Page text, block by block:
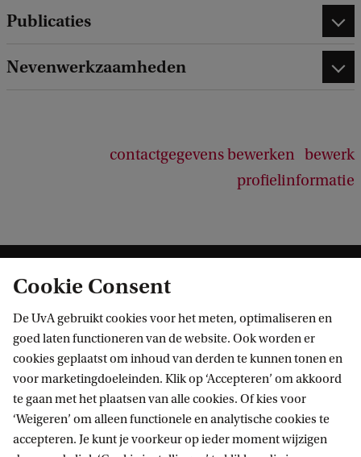
Publicaties
Nevenwerkzaamheden
contactgegevens bewerken bewerk
profielinformatie
Informatie voor
Bachelorstudiekiezers
Masterstudiekiezers
Direct naar
Cookie Consent
De UvA gebruikt cookies voor het meten, optimaliseren en
goed laten functioneren van de website. Ook worden er
cookies geplaatst om inhoud van derden te kunnen tonen en
voor marketingdoeleinden. Klik op ‘Accepteren’ om akkoord
te gaan met het plaatsen van alle cookies. Of kies voor
‘Weigeren’ om alleen functionele en analytische cookies te
accepteren. Je kunt je voorkeur op ieder moment wijzigen